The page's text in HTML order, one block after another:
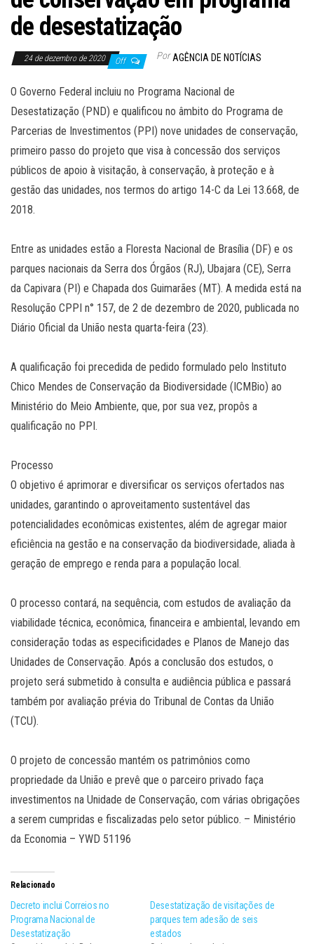
de desestatização
24 de dezembro de 2020 Off Por AGÊNCIA DE NOTÍCIAS
O Governo Federal incluiu no Programa Nacional de
Desestatização (PND) e qualificou no âmbito do Programa de
Parcerias de Investimentos (PPI) nove unidades de conservação,
primeiro passo do projeto que visa à concessão dos serviços
públicos de apoio à visitação, à conservação, à proteção e à
gestão das unidades, nos termos do artigo 14-C da Lei 13.668, de
2018.
Entre as unidades estão a Floresta Nacional de Brasília (DF) e os
parques nacionais da Serra dos Órgãos (RJ), Ubajara (CE), Serra
da Capivara (PI) e Chapada dos Guimarães (MT). A medida está na
Resolução CPPI n° 157, de 2 de dezembro de 2020, publicada no
Diário Oficial da União nesta quarta-feira (23).
A qualificação foi precedida de pedido formulado pelo Instituto
Chico Mendes de Conservação da Biodiversidade (ICMBio) ao
Ministério do Meio Ambiente, que, por sua vez, propôs a
qualificação no PPI.
Processo
O objetivo é aprimorar e diversificar os serviços ofertados nas
unidades, garantindo o aproveitamento sustentável das
potencialidades econômicas existentes, além de agregar maior
eficiência na gestão e na conservação da biodiversidade, aliada à
geração de emprego e renda para a população local.
O processo contará, na sequência, com estudos de avaliação da
viabilidade técnica, econômica, financeira e ambiental, levando em
consideração todas as especificidades e Planos de Manejo das
Unidades de Conservação. Após a conclusão dos estudos, o
projeto será submetido à consulta e audiência pública e passará
também por avaliação prévia do Tribunal de Contas da União
(TCU).
O projeto de concessão mantém os patrimônios como
propriedade da União e prevê que o parceiro privado faça
investimentos na Unidade de Conservação, com várias obrigações
a serem cumpridas e fiscalizadas pelo setor público. – Ministério
da Economia – YWD 51196
Relacionado
Decreto inclui Correios no
Programa Nacional de
Desestatização
Desestatização de visitações de
parques tem adesão de seis
estados